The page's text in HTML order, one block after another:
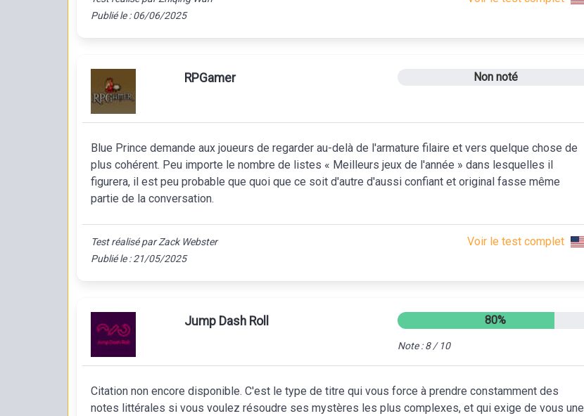
Publié le : 06/06/2025
RPGamer Non noté
Blue Prince demande aux joueurs de regarder au-delà de l'armature filaire et vers quelque chose de
plus cohérent. Peu importe le nombre de listes « Meilleurs jeux de l'année » dans lesquelles il
figurera, il est peu probable que quoi que ce soit d'autre d'aussi confiant et original fasse même
partie de la conversation.
Test réalisé par Zack Webster
Publié le : 21/05/2025
Voir le test complet
Jump Dash Roll 80%
Note : 8 / 10
Citation non encore disponible. C'est le type de titre qui vous force à prendre constamment des
notes littérales si vous voulez résoudre ses mystères les plus complexes, et qui exige de vous une